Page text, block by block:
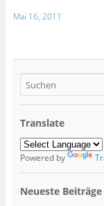
Mai 16, 2011
Translate
Powered by
Neueste Beiträge